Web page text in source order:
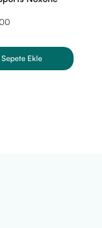
2 porsiyon (4 kapsül) alınabilir.
Sepete Ekle